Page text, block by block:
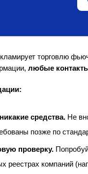
торговлю
любые
средства. Не
позже по
проверку.
реестрах компаний